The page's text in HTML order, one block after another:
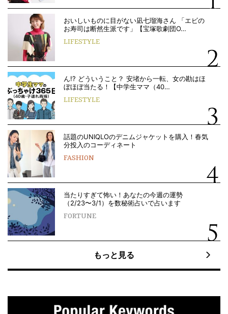
おいしいものに目がない凪七瑠海さん 「エビの
お寿司は断然生派です」【宝塚歌劇団O…
LIFESTYLE
ん!? どういうこと？ 安堵から一転、女の勘はほ
ぼほぼ当たる！【中学生ママ（40…
LIFESTYLE
話題のUNIQLOのデニムジャケットを購入！春気
分投入のコーディネート
FASHION
当たりすぎて怖い！あなたの今週の運勢
（2/23〜3/1）を数秘術占いで占います
FORTUNE
もっと見る